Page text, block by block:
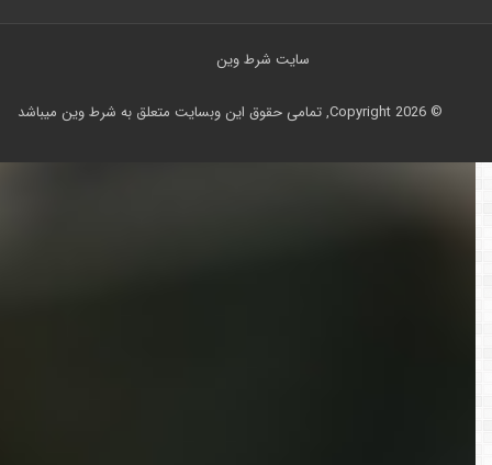
سایت شرط وین